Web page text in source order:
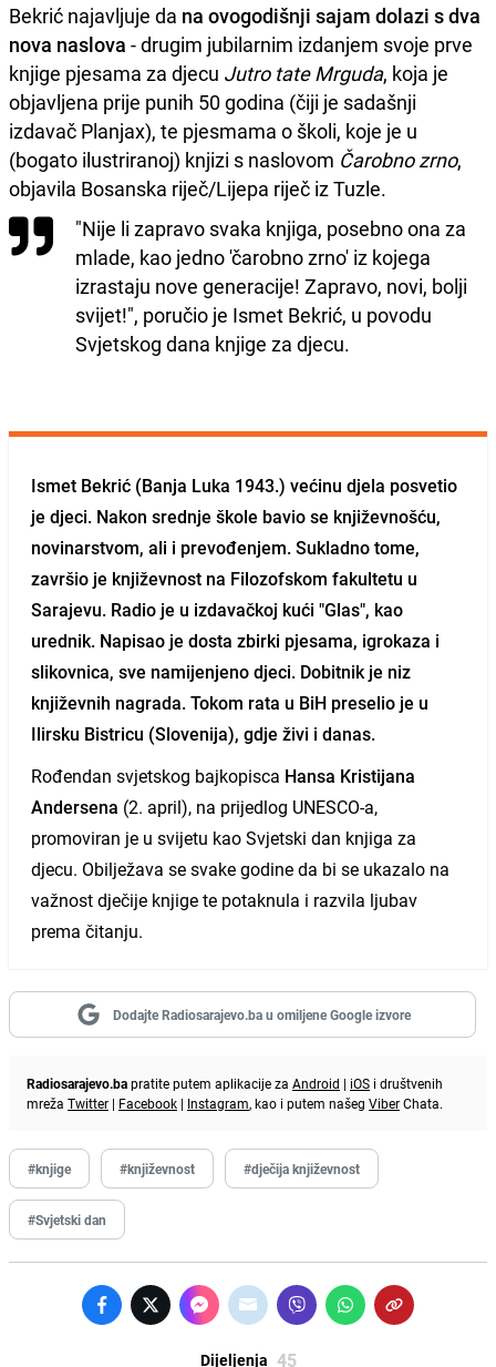
Bekrić najavljuje da na ovogodišnji sajam dolazi s dva
nova naslova - drugim jubilarnim izdanjem svoje prve
knjige pjesama za djecu Jutro tate Mrguda, koja je
objavljena prije punih 50 godina (čiji je sadašnji
izdavač Planjax), te pjesmama o školi, koje je u
(bogato ilustriranoj) knjizi s naslovom Čarobno zrno,
objavila Bosanska riječ/Lijepa riječ iz Tuzle.
"Nije li zapravo svaka knjiga, posebno ona za
mlade, kao jedno 'čarobno zrno' iz kojega
izrastaju nove generacije! Zapravo, novi, bolji
svijet!", poručio je Ismet Bekrić, u povodu
Svjetskog dana knjige za djecu.
Ismet Bekrić (Banja Luka 1943.) većinu djela posvetio
je djeci. Nakon srednje škole bavio se književnošću,
novinarstvom, ali i prevođenjem. Sukladno tome,
završio je književnost na Filozofskom fakultetu u
Sarajevu. Radio je u izdavačkoj kući "Glas", kao
urednik. Napisao je dosta zbirki pjesama, igrokaza i
slikovnica, sve namijenjeno djeci. Dobitnik je niz
književnih nagrada. Tokom rata u BiH preselio je u
Ilirsku Bistricu (Slovenija), gdje živi i danas.
Rođendan svjetskog bajkopisca Hansa Kristijana
Andersena (2. april), na prijedlog UNESCO-a,
promoviran je u svijetu kao Svjetski dan knjiga za
djecu. Obilježava se svake godine da bi se ukazalo na
važnost dječije knjige te potaknula i razvila ljubav
prema čitanju.
Dodajte Radiosarajevo.ba u omiljene Google izvore
Radiosarajevo.bapratite putem aplikacije za Android | iOS i društvenih
mreža Twitter | Facebook | Instagram, kao i putem našeg ViberChata.
#knjige #književnost #dječija književnost
#Svjetski dan
Dijeljenja 45